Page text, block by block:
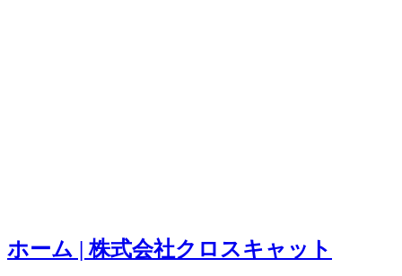
ホーム | 株式会社クロスキャット